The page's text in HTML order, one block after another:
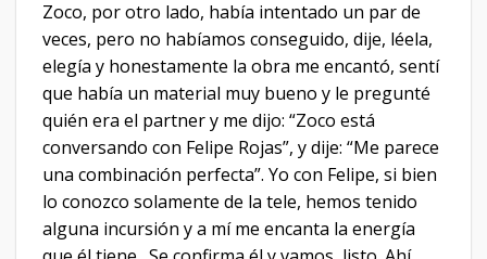
Zoco, por otro lado, había intentado un par de
veces, pero no habíamos conseguido, dije, léela,
elegía y honestamente la obra me encantó, sentí
que había un material muy bueno y le pregunté
quién era el partner y me dijo: “Zoco está
conversando con Felipe Rojas”, y dije: “Me parece
una combinación perfecta”. Yo con Felipe, si bien
lo conozco solamente de la tele, hemos tenido
alguna incursión y a mí me encanta la energía